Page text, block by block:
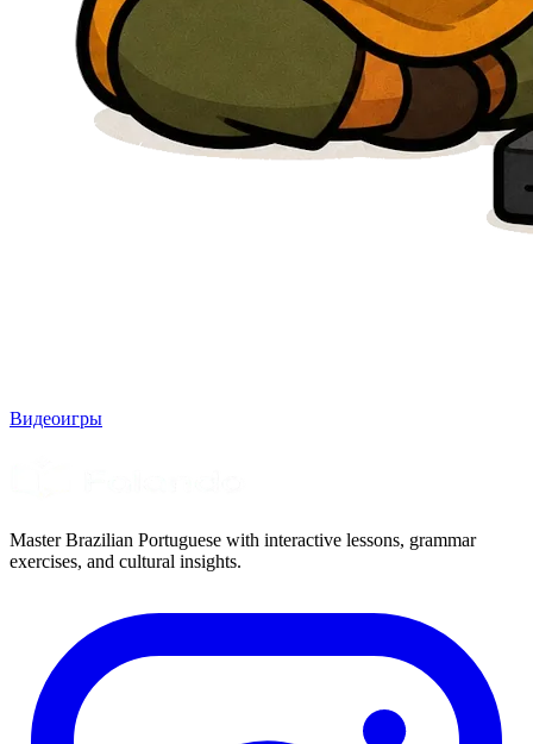
Видеоигры
Master Brazilian Portuguese with interactive lessons, grammar
exercises, and cultural insights.